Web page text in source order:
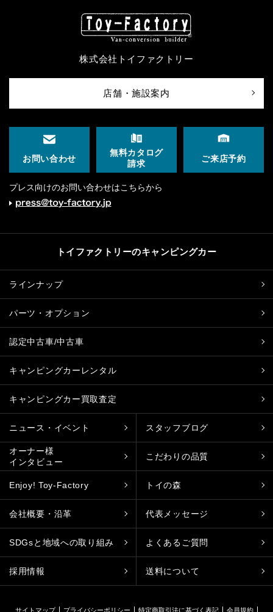
株式会社トイファクトリー
店舗・施設案内
お問い合わせ
無料カタログ
請求
ご来店予約
プレス向けのお問い合わせはこちらから
トイファクトリーのキャンピングカー
ラインナップ
パーツ・オプション
認定中古車/中古車
キャンピングカーレンタル
キャンピングカー買取査定
ニュース・イベント スタッフブログ
オーナー様
インタビュー
こだわりの品質
Enjoy! Toy-Factory トイの森
会社概要・沿革 代表メッセージ
SDGsと地域への取り組み よくあるご質問
採用情報 送料について
サイトマップ プライバシーポリシー 特定商取引法に基づく表記 会員規約